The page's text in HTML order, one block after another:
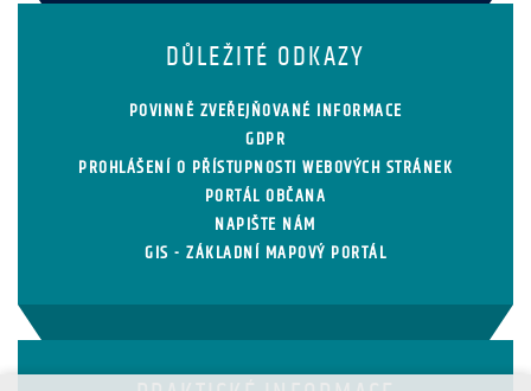
DŮLEŽITÉ ODKAZY
POVINNĚ ZVEŘEJŇOVANÉ INFORMACE
GDPR
PROHLÁŠENÍ O PŘÍSTUPNOSTI WEBOVÝCH STRÁNEK
PORTÁL OBČANA
NAPIŠTE NÁM
GIS - ZÁKLADNÍ MAPOVÝ PORTÁL